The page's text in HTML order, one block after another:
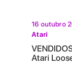
16 outubro
Atari
Atari